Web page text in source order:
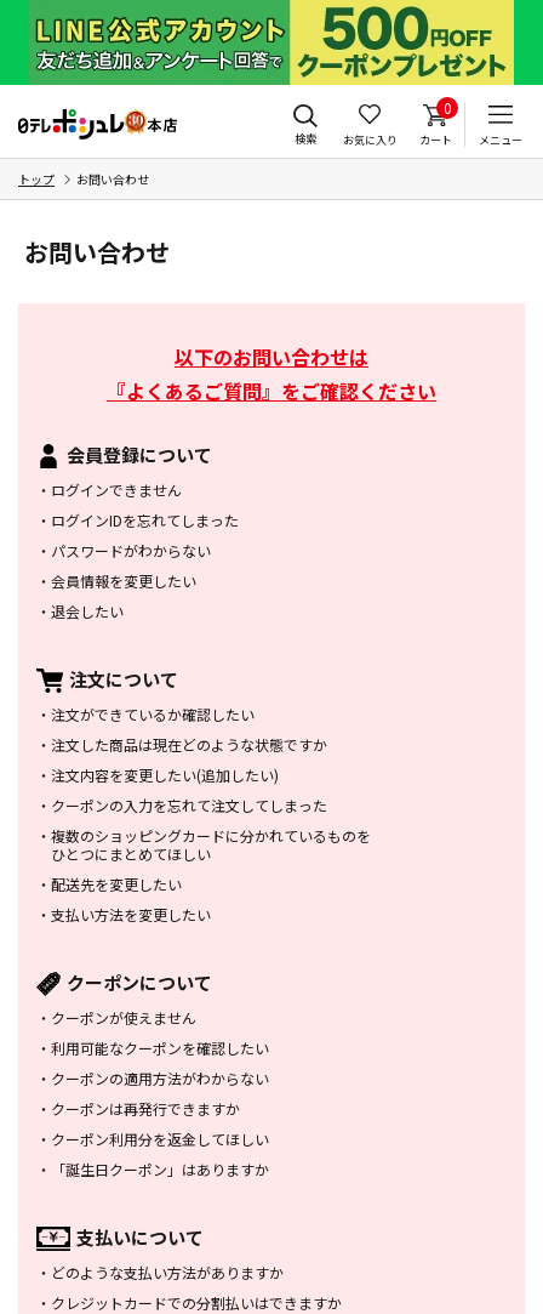
検索 お気に入り
0
カート メニュー
トップ お問い合わせ
お問い合わせ
以下のお問い合わせは
『よくあるご質問』をご確認ください
会員登録について
・ ログインできません
・ ログインIDを忘れてしまった
・ パスワードがわからない
・ 会員情報を変更したい
・ 退会したい
注文について
・ 注文ができているか確認したい
・ 注文した商品は現在どのような状態ですか
・ 注文内容を変更したい(追加したい)
・ クーポンの入力を忘れて注文してしまった
・ 複数のショッピングカードに分かれているものを
ひとつにまとめてほしい
・ 配送先を変更したい
・ 支払い方法を変更したい
クーポンについて
・ クーポンが使えません
・ 利用可能なクーポンを確認したい
・ クーポンの適用方法がわからない
・ クーポンは再発行できますか
・ クーポン利用分を返金してほしい
・
「誕生日クーポン」はありますか
支払いについて
・ どのような支払い方法がありますか
・ クレジットカードでの分割払いはできますか